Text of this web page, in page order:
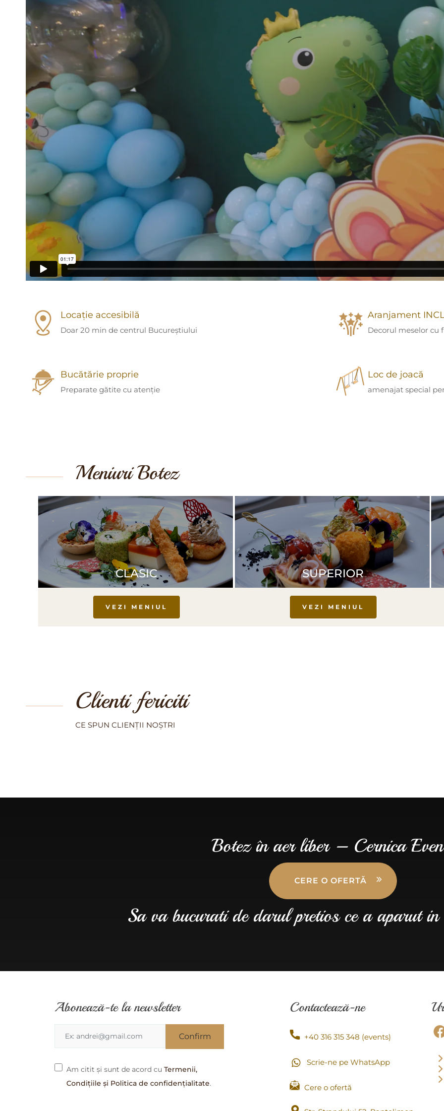
Locație accesibilă
Doar 20 min de centrul Bucureștiului
Bucătărie proprie
Preparate gătite cu atenție
Aranjament
Decorul meselor cu
Loc de joacă
amenajat special
Meniuri Botez
CLASIC
VEZI MENIUL
SUPERIOR
VEZI MENIUL
Clienti fericiti
CE SPUN CLIENȚII NOȘTRI
Botez în aer liber – Cernica
CERE O OFERTĂ
Sa va bucurati de darul pretios ce a aparut
Abonează-te la newsletter
Am citit și sunt de acord cu Termenii,
Condițiile și Politica de confidențialitate.
Contactează-ne
+40 316 315 348 (events)
Scrie-ne pe WhatsApp
Cere o ofertă